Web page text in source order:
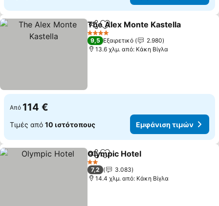
Κοινοποίηση
Προσθήκη στα αγαπημένα
The Alex Monte Kastella
4 Αστέρια
9,5 Εξαιρετικό
2.980
13.6 χλμ. από: Κάκη Βίγλα
Από 114 €
Τιμές από 10 ιστότοπους Εμφάνιση τιμών
Κοινοποίηση
Προσθήκη στα αγαπημένα
Olympic Hotel
2 Αστέρια
7,2
3.083
14.4 χλμ. από: Κάκη Βίγλα